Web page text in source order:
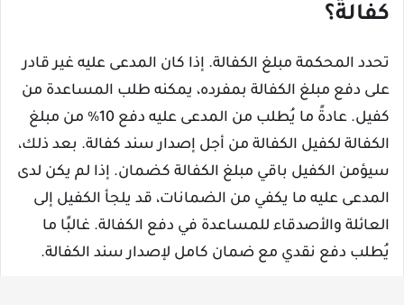
كفالة؟
تحدد المحكمة مبلغ الكفالة. إذا كان المدعى عليه غير قادر
على دفع مبلغ الكفالة بمفرده، يمكنه طلب المساعدة من
كفيل. عادةً ما يُطلب من المدعى عليه دفع 10% من مبلغ
الكفالة لكفيل الكفالة من أجل إصدار سند كفالة. بعد ذلك،
سيؤمن الكفيل باقي مبلغ الكفالة كضمان. إذا لم يكن لدى
المدعى عليه ما يكفي من الضمانات، قد يلجأ الكفيل إلى
العائلة والأصدقاء للمساعدة في دفع الكفالة. غالبًا ما
يُطلب دفع نقدي مع ضمان كامل لإصدار سند الكفالة.